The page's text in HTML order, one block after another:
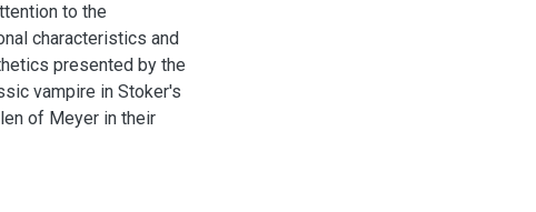
to the
characteristics and
presented by the
vampire in Stoker's
of Meyer in their